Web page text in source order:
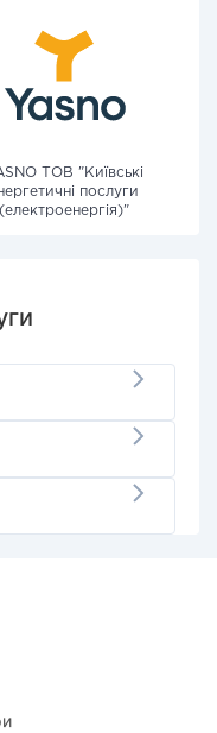
ТОВ "Київські
послуги
(електроенергія)"